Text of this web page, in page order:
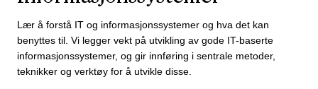
Lær å forstå IT og informasjonssystemer og hva det kan
benyttes til. Vi legger vekt på utvikling av gode IT-baserte
informasjonssystemer, og gir innføring i sentrale metoder,
teknikker og verktøy for å utvikle disse.